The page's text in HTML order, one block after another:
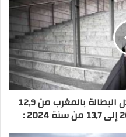
قراءة وتحليل حول ارتفاع معدل البطالة بالمغرب من 12,9